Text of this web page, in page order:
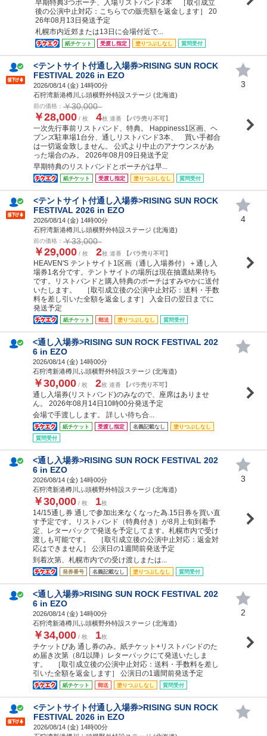
早期特典3つポーチ、入場リストバンド3本 ［取引成立
後の公演中止対応：こちらでの販売額を返金します］ 20
26年08月13日発送予定
札幌市内近郊または13日に会場付近で...
紙チケット 受渡し指定 塗りつぶしなし 質問受付
<テントサイト付通し入場券>RISING SUN ROCK
FESTIVAL 2026 in EZO
2026/08/14 (金) 14時00分
石狩湾新港樽川ふ頭横野外特設ステージ (北海道)
前の価格： ￥30,000
￥28,000 / 枚 4枚 連番 【バラ売り不可】
一次先行事前リストバンド、特典。 Happiness1区画、ヘ
ブンズ駐車場1台分、通しリストバンド3本、 買い手都合
は一切返金致しません。 公式より中止のアナウンスがあ
った場合のみ。 2026年08月09日発送予定
早期特典のリストバンドとポーチがは早...
紙チケット 受渡し指定 塗りつぶしなし 質問受付
3
<テントサイト付通し入場券>RISING SUN ROCK
FESTIVAL 2026 in EZO
2026/08/14 (金) 14時00分
石狩湾新港樽川ふ頭横野外特設ステージ (北海道)
前の価格： ￥33,000
￥29,000 / 枚 2枚 連番 【バラ売り不可】
HEAVEN'S テントサイト1区画（通し入場券付）＋通し入
場券1名分です。テントサイトの場所は現在抽選結果待ち
です。リストバンドと購入特典のポーチはすみやかに送付
いたします。 ［取引成立後の公演中止対応：送料・手数
料を差し引いた全額を返金します］ 入金日の翌日までに
発送予定
紙チケット 郵送 塗りつぶしなし 質問受付
4
<通し入場券>RISING SUN ROCK FESTIVAL 202
6 in EZO
2026/08/14 (金) 14時00分
石狩湾新港樽川ふ頭横野外特設ステージ (北海道)
￥30,000 / 枚 2枚 連番 【バラ売り不可】
通し入場券(リストバンド)のみなので、座席はありませ
ん。 2026年08月14日10時00分発送予定
会場で手渡しします。 詳しい待ち合...
紙チケット 受渡し指定 名義記載なし
塗りつぶしなし
質問受付
<通し入場券>RISING SUN ROCK FESTIVAL 202
6 in EZO
2026/08/14 (金) 14時00分
石狩湾新港樽川ふ頭横野外特設ステージ (北海道)
￥30,000 / 枚 1枚
14/15通し券 通しで参加出来なくなった為.15日券を買い直
す予定です。リストバンド（特典付き）が8月上旬到着予
定、レターパックで発送を予定してます。札幌市内で受け
渡しも可能です。 ［取引成立後の公演中止対応：返金対
応はできません］ 公演日の1週間前発送予定
到着次第、札幌市内での受け渡しまたは...
発券番号 名義記載なし 塗りつぶしなし 質問受付
3
<通し入場券>RISING SUN ROCK FESTIVAL 202
6 in EZO
2026/08/14 (金) 14時00分
石狩湾新港樽川ふ頭横野外特設ステージ (北海道)
￥34,000 / 枚 1枚
チケットぴあ 通し券のみ。紙チケット+リストバンドのた
め届き次第（8/1以降）レターパックにて発送いたしま
す。 ［取引成立後の公演中止対応：送料・手数料を差し
引いた全額を返金します］ 公演日の1週間前発送予定
紙チケット 郵送 塗りつぶしなし 質問受付
2
<テントサイト付通し入場券>RISING SUN ROCK
FESTIVAL 2026 in EZO
2026/08/14 (金) 14時00分